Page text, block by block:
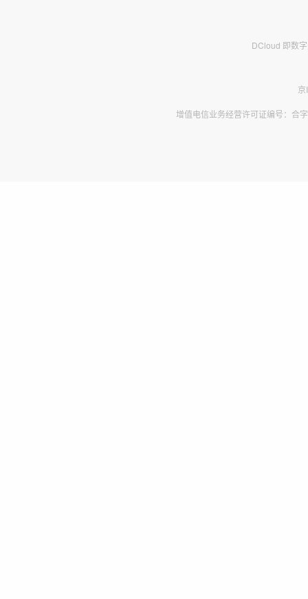
DCloud 即数
增值电信业务经营许可证编号：合